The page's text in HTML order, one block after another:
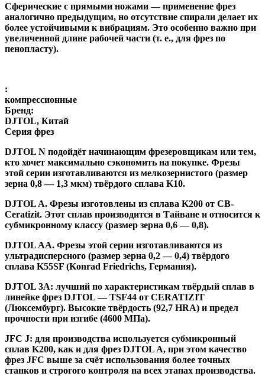
Сферические с прямыми ножами— применение фрез
аналогично предыдущим, но отсутствие спирали делает их
более устойчивыми к вибрациям. Это особенно важно при
увеличенной длине рабочей части (т. е., для фрез по
пенопласту).
:
компрессионные
Бренд:
DJTOL, Китай
Серия фрез
DJTOL N подойдёт начинающим фрезеровщикам или тем,
кто хочет максимально сэкономить на покупке. Фрезы
этой серии изготавливаются из мелкозернистого (размер
зерна 0,8 — 1,3 мкм) твёрдого сплава K10.
DJTOL A. Фрезы изготовлены из сплава K200 от CB-
Ceratizit. Этот сплав производится в Тайване и относится к
субмикронному классу (размер зерна 0,6 — 0,8).
DJTOL AA. Фрезы этой серии изготавливаются из
ультрадисперсного (размер зерна 0,2 — 0,4) твёрдого
сплава K55SF (Konrad Friedrichs, Германия).
DJTOL 3A: лучший по характеристикам твёрдый сплав в
линейке фрез DJTOL — TSF44 от CERATIZIT
(Люксембург). Высокие твёрдость (92,7 HRA) и предел
прочности при изгибе (4600 МПа).
JFC J: для производства используется субмикронный
сплав K200, как и для фрез DJTOL A, при этом качество
фрез JFC выше за счёт использования более точных
станков и строгого контроля на всех этапах производства.